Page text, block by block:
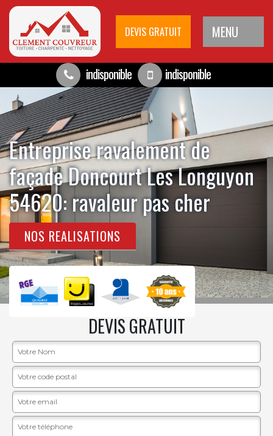
DEVIS GRATUIT MENU
indisponible indisponible
Entreprise ravalement de
façade Doncourt Les Longuyon
54620: ravaleur pas cher
NOS REALISATIONS
DEVIS GRATUIT